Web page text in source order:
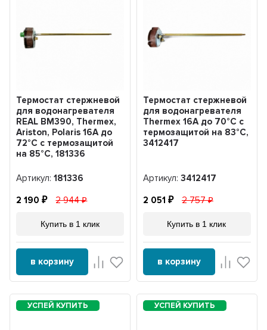
Термостат стержневой
для водонагревателя
REAL BM390, Thermex,
Ariston, Polaris 16А до
72°С с термозащитой
на 85°С, 181336
Артикул:181336
2 190 2 944
Купить в 1 клик
в корзину
Термостат стержневой
для водонагревателя
Thermex 16A до 70°С с
термозащитой на 83°С,
3412417
Артикул: 3412417
2 051 2 757
Купить в 1 клик
в корзину